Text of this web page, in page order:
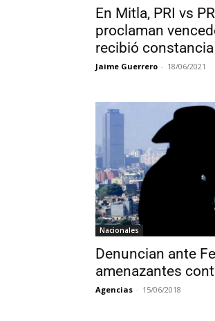
En Mitla, PRI vs
proclaman
recibió
Jaime Guerrero - 18/06/2021
Nacionales
Denuncian ante
amenazantes
Agencias - 15/06/2018